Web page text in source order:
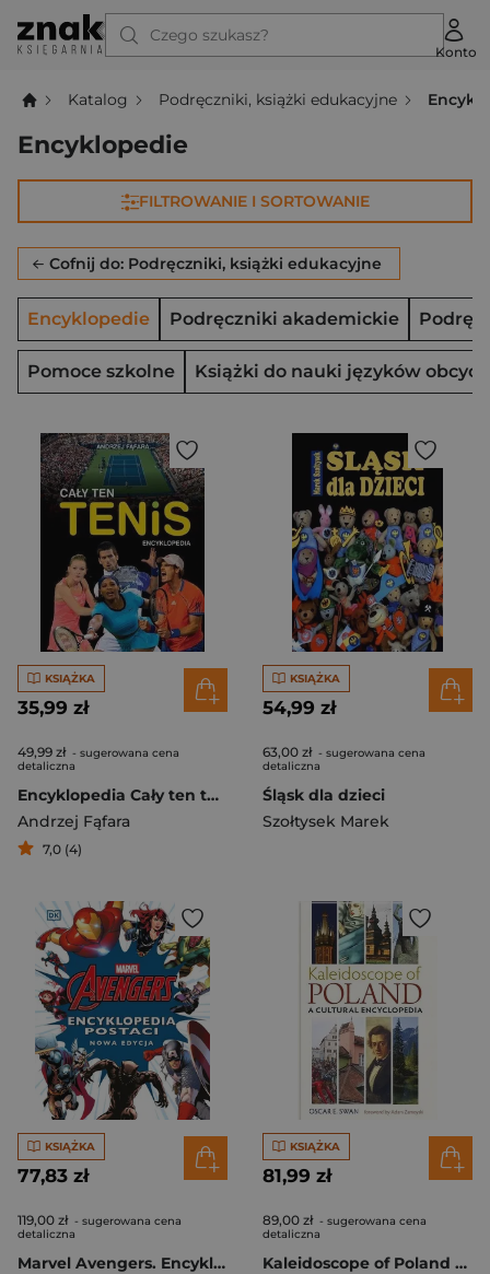
Czego szukasz?
Konto
Katalog Podręczniki, książki edukacyjne
Encyklopedie
FILTROWANIE I SORTOWANIE
Cofnij do: Podręczniki, książki edukacyjne
Encyklopedie Podręczniki akademickie
Pomoce szkolne Książki do nauki języków obcych
KSIĄŻKA
35,99 zł
49,99 zł - sugerowana cena
detaliczna
Encyklopedia Cały ten tenis
Andrzej Fąfara
7,0 (4)
KSIĄŻKA
54,99 zł
63,00 zł - sugerowana cena
detaliczna
Śląsk dla dzieci
Szołtysek Marek
KSIĄŻKA
77,83 zł
119,00 zł - sugerowana cena
detaliczna
Marvel Avengers. Encyklopedia postaci w.2026
KSIĄŻKA
81,99 zł
89,00 zł - sugerowana cena
detaliczna
Kaleidoscope of Poland A cultural encyclopedia